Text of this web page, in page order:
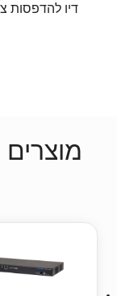
דיו להדפסות
מוצרים